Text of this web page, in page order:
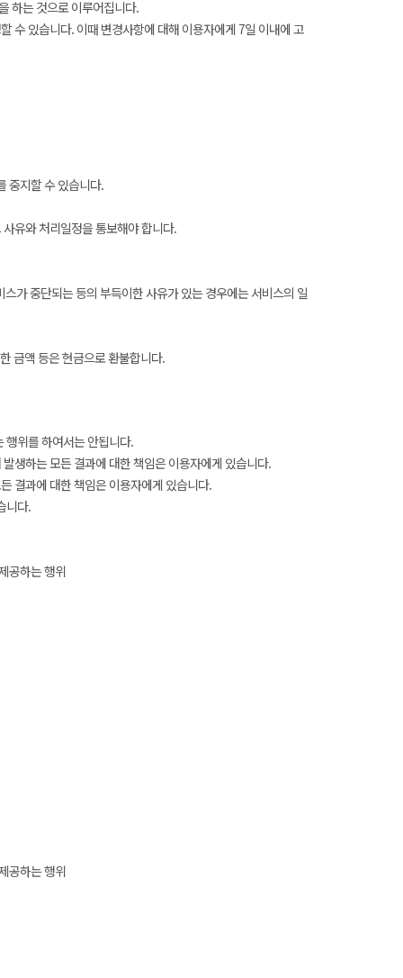
하는 것으로 이루어집니다.
수 있습니다. 이때 변경사항에 대해 이용자에게 7일 이내에 고
중지할 수 있습니다.
유와 처리일정을 통보해야 합니다.
가 중단되는 등의 부득이한 사유가 있는 경우에는 서비스의 일
금액 등은 현금으로 환불합니다.
행위를 하여서는 안됩니다.
생하는 모든 결과에 대한 책임은 이용자에게 있습니다.
결과에 대한 책임은 이용자에게 있습니다.
니다.
공하는 행위
공하는 행위